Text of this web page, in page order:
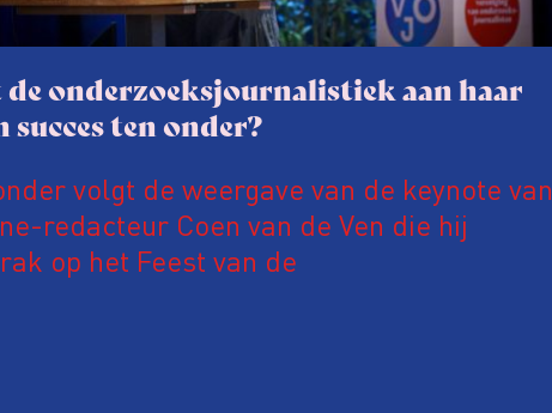
de onderzoeksjournalistiek aan haar
succes ten onder?
volgt de weergave van de keynote van
redacteur Coen van de Ven die hij
op het Feest van de